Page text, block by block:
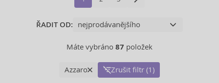
ŘADIT OD:
Máte vybráno 87 položek
Azzaro Zrušit filtr (1)